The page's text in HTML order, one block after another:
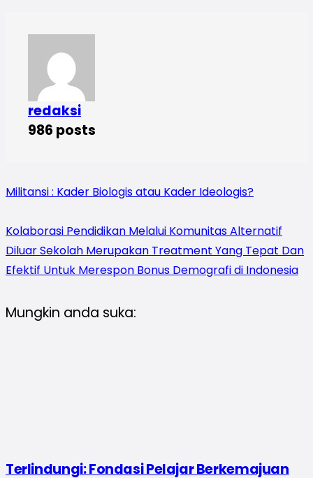
redaksi
986 posts
Militansi : Kader Biologis atau Kader Ideologis?
Kolaborasi Pendidikan Melalui Komunitas Alternatif
Diluar Sekolah Merupakan Treatment Yang Tepat Dan
Efektif Untuk Merespon Bonus Demografi di Indonesia
Mungkin anda suka:
Terlindungi: Fondasi Pelajar Berkemajuan